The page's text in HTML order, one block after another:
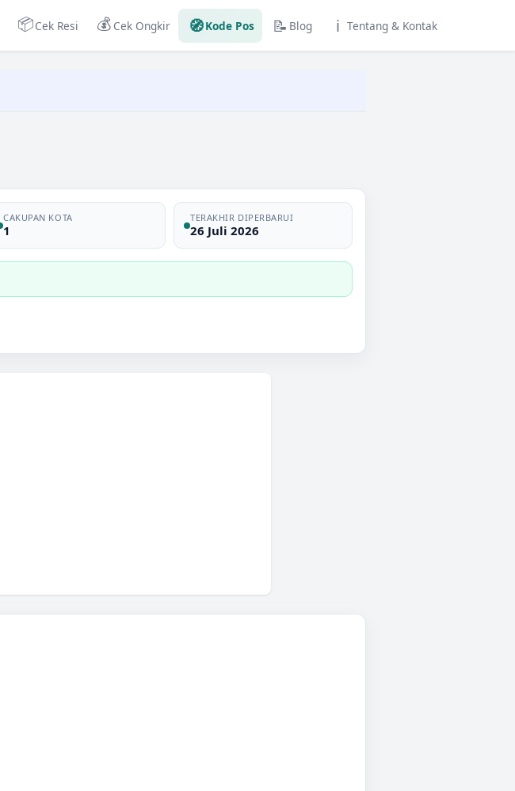
📦Cek Resi 💰 Cek Ongkir 🧭Kode Pos 📝 Blog ℹ️ Tentang & Kontak
CAKUPAN KOTA
1
TERAKHIR DIPERBARUI
26 Juli 2026